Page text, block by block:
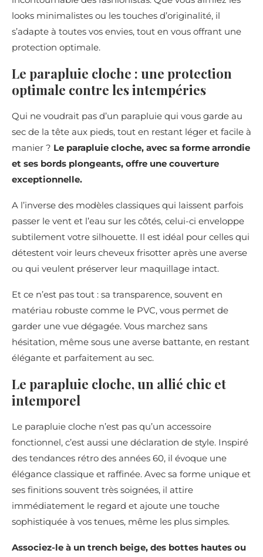
looks minimalistes ou les touches d’originalité, il
s’adapte à toutes vos envies, tout en vous offrant une
protection optimale.
Le parapluie cloche : une protection
optimale contre les intempéries
Qui ne voudrait pas d’un parapluie qui vous garde au
sec de la tête aux pieds, tout en restant léger et facile à
manier ? Le parapluie cloche, avec sa forme arrondie
et ses bords plongeants, offre une couverture
exceptionnelle.
A l’inverse des modèles classiques qui laissent parfois
passer le vent et l’eau sur les côtés, celui-ci enveloppe
subtilement votre silhouette. Il est idéal pour celles qui
détestent voir leurs cheveux frisotter après une averse
ou qui veulent préserver leur maquillage intact.
Et ce n’est pas tout : sa transparence, souvent en
matériau robuste comme le PVC, vous permet de
garder une vue dégagée. Vous marchez sans
hésitation, même sous une averse battante, en restant
élégante et parfaitement au sec.
Le parapluie cloche, un allié chic et
intemporel
Le parapluie cloche n’est pas qu’un accessoire
fonctionnel, c’est aussi une déclaration de style. Inspiré
des tendances rétro des années 60, il évoque une
élégance classique et raffinée. Avec sa forme unique et
ses finitions souvent très soignées, il attire
immédiatement le regard et ajoute une touche
sophistiquée à vos tenues, même les plus simples.
Associez-le à un trench beige, des bottes hautes ou